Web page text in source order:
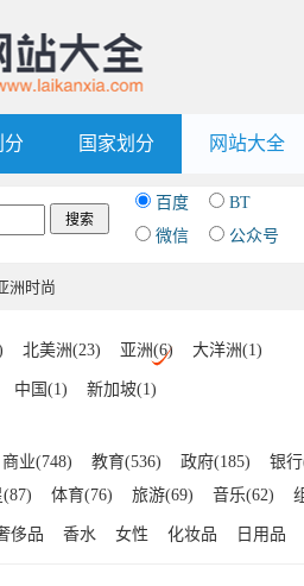
分 国家划分 网站大全
百度 BT
微信
公众号
洲时尚
北美洲(23) 亚洲(6) 大洋洲(1)
中国(1) 新加坡(1)
商业(748) 教育(536) 政府(185) 银
体育(76) 旅游(69) 音乐(62)
(41) 其他(39) 美食(39) 房产(26)
侈品 香水 女性 化妆品 日用品